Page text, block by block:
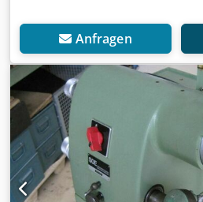
Anfragen